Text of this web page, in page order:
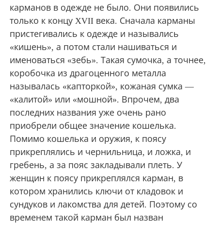
карманов в одежде не было. Они появились
только к концу XVII века. Сначала карманы
пристегивались к одежде и назывались
«кишень», а потом стали нашиваться и
именоваться «зебь». Такая сумочка, а точнее,
коробочка из драгоценного металла
называлась «капторкой», кожаная сумка —
«калитой» или «мошной». Впрочем, два
последних названия уже очень рано
приобрели общее значение кошелька.
Помимо кошелька и оружия, к поясу
прикреплялись и чернильница, и ложка, и
гребень, а за пояс закладывали плеть. У
женщин к поясу прикреплялся карман, в
котором хранились ключи от кладовок и
сундуков и лакомства для детей. Поэтому со
временем такой карман был назван